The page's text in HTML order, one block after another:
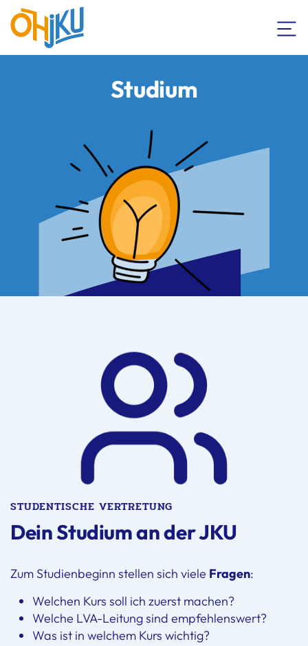
Studium
STUDENTISCHE VERTRETUNG
Dein Studium an der JKU
Zum Studienbeginn stellen sich viele Fragen:
Welchen Kurs soll ich zuerst machen?
Welche LVA-Leitung sind empfehlenswert?
Was ist in welchem Kurs wichtig?